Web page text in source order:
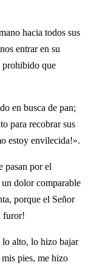
hacia todos sus
entrar en su
prohibido que
en busca de pan;
para recobrar sus
estoy envilecida!».
pasan por el
dolor comparable
porque el Señor
furor!
alto, lo hizo bajar
pies, me hizo